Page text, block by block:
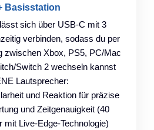
Basisstation
sich über USB-C mit 3
verbinden, sodass du per
zwischen Xbox, PS5, PC/Mac
Switch 2 wechseln kannst
Lautsprecher:
und Reaktion für präzise
und Zeitgenauigkeit (40
Live-Edge-Technologie)